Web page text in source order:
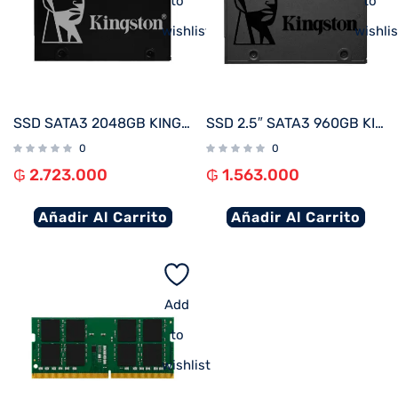
wishlist
SSD SATA3 2048GB KINGSTON SKC600/2048G 550/520
0
₲ 2.723.000
Añadir Al Carrito
SSD 2.5″ SATA3 960GB KINGSTON SA400S37/960G
0
₲ 1.563.000
Añadir Al Carrito
Add
to
wishlist